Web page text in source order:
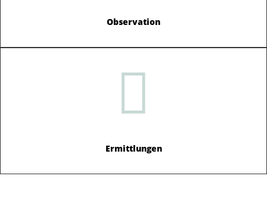
Observation

Ermittlungen